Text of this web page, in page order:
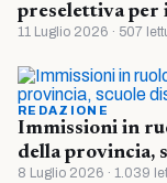
preselettiva per
11 Luglio 2026 · 507
REDAZIONE
Immissioni in
della provincia,
8 Luglio 2026 · 1.039